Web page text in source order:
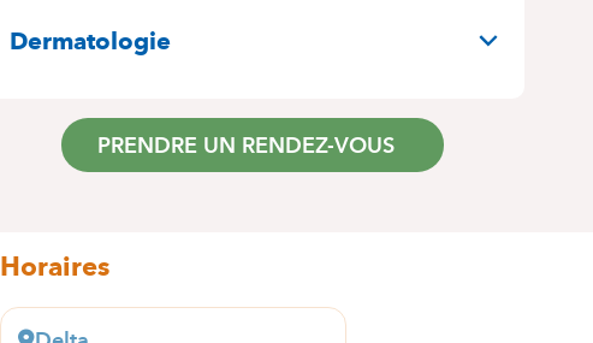
SPÉCIALITÉS
Dermatologie
PRENDRE UN RENDEZ-VOUS
Horaires